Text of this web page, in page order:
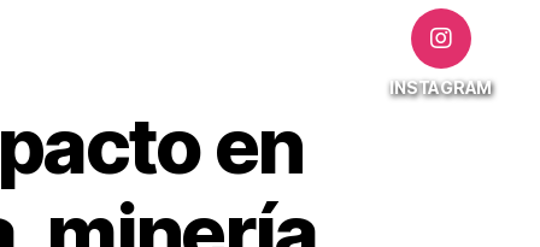
en
INSTAGRAM